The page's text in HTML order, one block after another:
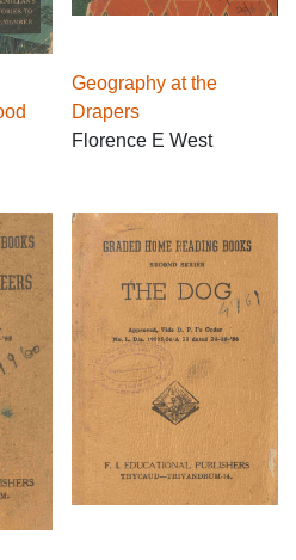
Geography at the
Drapers
Florence E West